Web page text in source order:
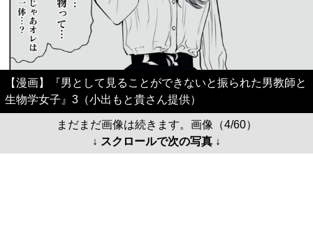
【漫画】『男として見ることができないと振られた男教師と
生物学女子』3（小出もと貴さん提供）
まだまだ画像は続きます。画像（4/60）
↓ スクロールで次の写真 ↓